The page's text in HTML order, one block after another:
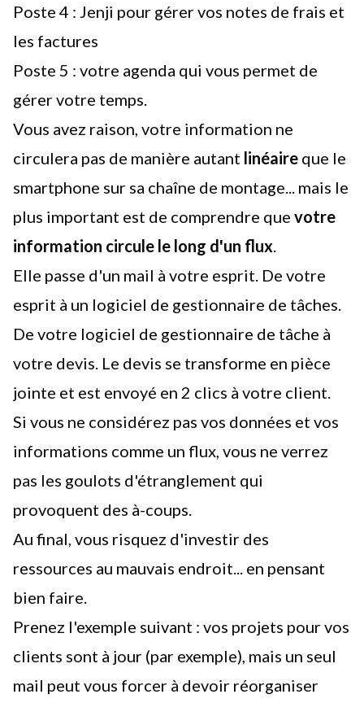
Poste 4 : Jenji pour gérer vos notes de frais et
les factures
Poste 5 : votre agenda qui vous permet de
gérer votre temps.
Vous avez raison, votre information ne
circulera pas de manière autant linéaire que le
smartphone sur sa chaîne de montage... mais le
plus important est de comprendre que votre
information circule le long d'un flux
Elle passe d'un mail à votre esprit. De votre
esprit à un logiciel de gestionnaire de tâches.
De votre logiciel de gestionnaire de tâche à
votre devis. Le devis se transforme en pièce
jointe et est envoyé en 2 clics à votre client.
Si vous ne considérez pas vos données et vos
informations comme un flux, vous ne verrez
pas les goulots d'étranglement qui
provoquent des à-coups.
Au final, vous risquez d'investir des
ressources au mauvais endroit... en pensant
bien faire.
Prenez l'exemple suivant : vos projets pour vos
clients sont à jour (par exemple), mais un seul
mail peut vous forcer à devoir réorganiser